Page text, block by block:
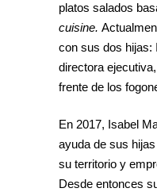
platos salados
cuisine.
con sus dos hijas:
directora ejecutiva,
frente de los
En 2017, Isabel
ayuda de sus
su territorio y
Desde entonces